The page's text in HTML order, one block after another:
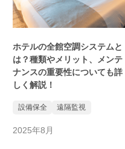
ホテルの全館空調システムと
は？種類やメリット、メンテ
ナンスの重要性についても詳
しく解説！
設備保全 遠隔監視
2025年8月